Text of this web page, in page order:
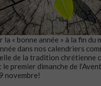
la « bonne année » à la fin du
dans nos calendriers
de la tradition chrétienne
le premier dimanche de
novembre!